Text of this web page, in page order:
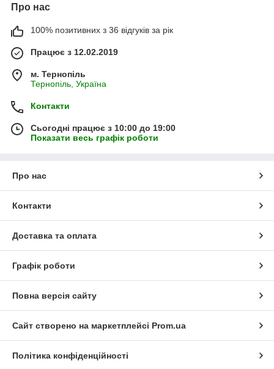
Про нас
100% позитивних з 36 відгуків за рік
Працює з 12.02.2019
м. Тернопіль
Тернопіль, Україна
Контакти
Сьогодні працює з 10:00 до 19:00
Показати весь графік роботи
Про нас
Контакти
Доставка та оплата
Графік роботи
Повна версія сайту
Сайт створено на маркетплейсі Prom.ua
Політика конфіденційності